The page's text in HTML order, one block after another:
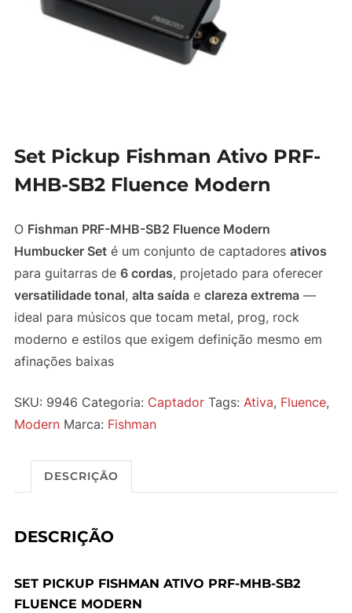
Set Pickup Fishman Ativo PRF-
MHB-SB2 Fluence Modern
O Fishman PRF-MHB-SB2 Fluence Modern
Humbucker Seté um conjunto de captadores ativos
para guitarras de 6 cordas, projetado para oferecer
versatilidade tonal, alta saídae clareza extrema—
ideal para músicos que tocam metal, prog, rock
moderno e estilos que exigem definição mesmo em
afinações baixas
SKU: 9946 Categoria: Captador Tags: Ativa, Fluence,
Modern Marca: Fishman
DESCRIÇÃO
DESCRIÇÃO
SET PICKUP FISHMAN ATIVO PRF-MHB-SB2
FLUENCE MODERN